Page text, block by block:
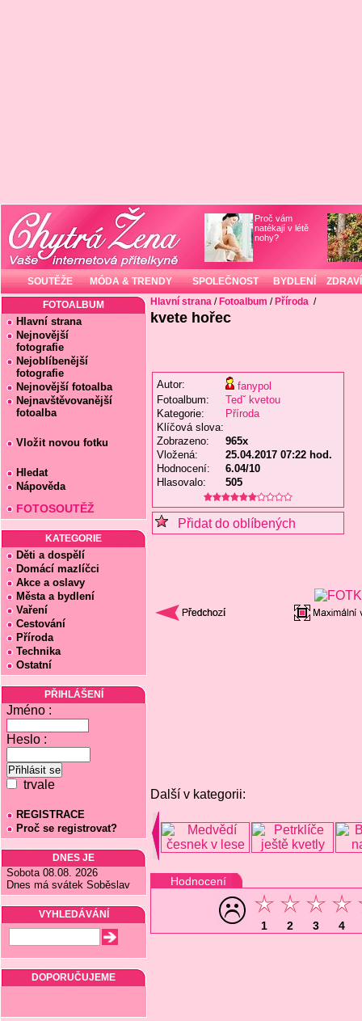
Proč vám
natékají v létě
nohy?
SOUTĚŽE MÓDA & TRENDY SPOLEČNOST BYDLENÍ ZDRAVÍ
FOTOALBUM
Hlavní strana
Nejnovější
fotografie
Nejoblíbenější
fotografie
Nejnovější fotoalba
Nejnavštěvovanější
fotoalba
Vložit novou fotku
Hledat
Nápověda
FOTOSOUTĚŽ
KATEGORIE
Děti a dospělí
Domácí mazlíčci
Akce a oslavy
Města a bydlení
Vaření
Cestování
Příroda
Technika
Ostatní
PŘIHLÁŠENÍ
Jméno :
Heslo :
trvale
REGISTRACE
Proč se registrovat?
DNES JE
Sobota 08.08. 2026
Dnes má svátek Soběslav
VYHLEDÁVÁNÍ
DOPORUČUJEME
Hlavní strana / Fotoalbum / Příroda /
kvete hořec
Autor:
fanypol
Fotoalbum:
Tedˇ kvetou
Kategorie:
Příroda
Klíčová slova:
Zobrazeno:
965x
Vložená:
25.04.2017 07:22 hod.
Hodnocení:
6.04/10
Hlasovalo:
505
Přidat do oblíbených
Další v kategorii:
Hodnocení
1 2 3 4